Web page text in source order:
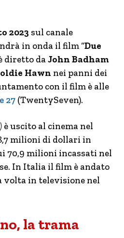
2023 sul canale
in onda il film “Due
diretto daJohn Badham
Hawn nei panni dei
con il film è alle
27 (TwentySeven).
è uscito al cinema nel
milioni di dollari in
70,9 milioni incassati nel
In Italia il film è andato
volta in televisione nel
la trama